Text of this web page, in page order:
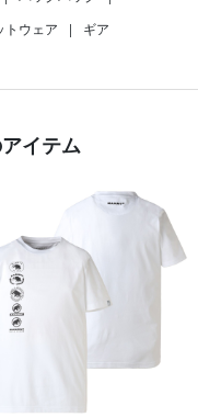
トウェア | ギア
イテム